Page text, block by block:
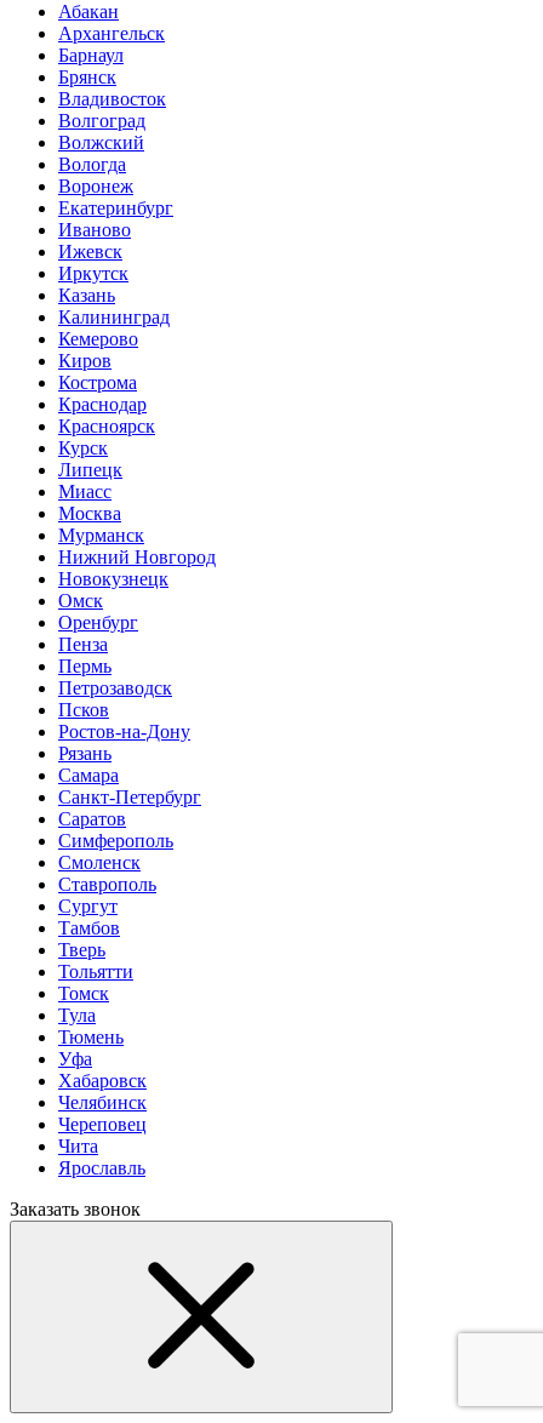
Абакан
Архангельск
Барнаул
Брянск
Владивосток
Волгоград
Волжский
Вологда
Воронеж
Екатеринбург
Иваново
Ижевск
Иркутск
Казань
Калининград
Кемерово
Киров
Кострома
Краснодар
Красноярск
Курск
Липецк
Миасс
Москва
Мурманск
Нижний Новгород
Новокузнецк
Омск
Оренбург
Пенза
Пермь
Петрозаводск
Псков
Ростов-на-Дону
Рязань
Самара
Санкт-Петербург
Саратов
Симферополь
Смоленск
Ставрополь
Сургут
Тамбов
Тверь
Тольятти
Томск
Тула
Тюмень
Уфа
Хабаровск
Челябинск
Череповец
Чита
Ярославль
Заказать звонок